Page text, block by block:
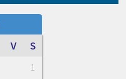
V S
1